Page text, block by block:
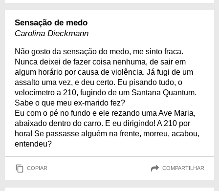
Sensação de medo
Carolina Dieckmann
Não gosto da sensação do medo, me sinto fraca.
Nunca deixei de fazer coisa nenhuma, de sair em
algum horário por causa de violência. Já fugi de um
assalto uma vez, e deu certo. Eu pisando tudo, o
velocímetro a 210, fugindo de um Santana Quantum.
Sabe o que meu ex-marido fez?
Eu com o pé no fundo e ele rezando uma Ave Maria,
abaixado dentro do carro. E eu dirigindo! A 210 por
hora! Se passasse alguém na frente, morreu, acabou,
entendeu?
COPIAR COMPARTILHAR